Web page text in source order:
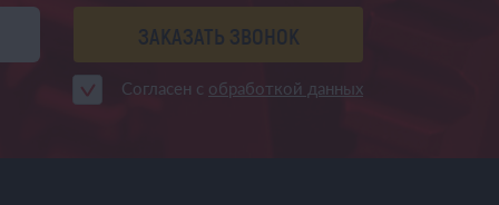
ЗАКАЗАТЬ ЗВОНОК
Согласен с обработкой данных